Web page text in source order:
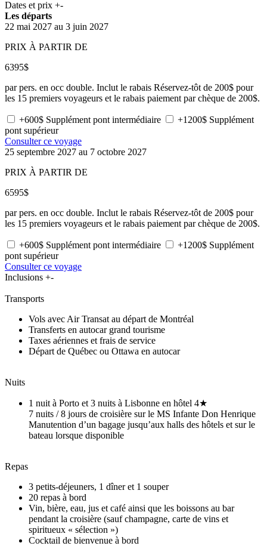
Dates et prix +-
Les départs
22 mai 2027 au 3 juin 2027
PRIX À PARTIR DE
6395$
par pers. en occ double. Inclut le rabais Réservez-tôt de 200$ pour
les 15 premiers voyageurs et le rabais paiement par chèque de 200$.
+600$ Supplément pont intermédiaire
+1200$ Supplément
pont supérieur
Consulter ce voyage
25 septembre 2027 au 7 octobre 2027
PRIX À PARTIR DE
6595$
par pers. en occ double. Inclut le rabais Réservez-tôt de 200$ pour
les 15 premiers voyageurs et le rabais paiement par chèque de 200$.
+600$ Supplément pont intermédiaire
+1200$ Supplément
pont supérieur
Consulter ce voyage
Inclusions +-
Transports
Vols avec Air Transat au départ de Montréal
Transferts en autocar grand tourisme
Taxes aériennes et frais de service
Départ de Québec ou Ottawa en autocar
Nuits
1 nuit à Porto et 3 nuits à Lisbonne en hôtel 4★
7 nuits / 8 jours de croisière sur le MS Infante Don Henrique
Manutention d’un bagage jusqu’aux halls des hôtels et sur le
bateau lorsque disponible
Repas
3 petits-déjeuners, 1 dîner et 1 souper
20 repas à bord
Vin, bière, eau, jus et café ainsi que les boissons au bar
pendant la croisière (sauf champagne, carte de vins et
spiritueux « sélection »)
Cocktail de bienvenue à bord